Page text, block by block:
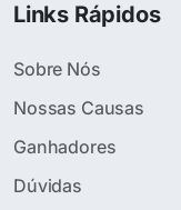
Links Rápidos
Sobre Nós
Nossas Causas
Ganhadores
Dúvidas